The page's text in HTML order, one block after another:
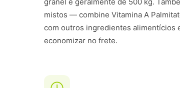
mistos — combine Vitamina A
com outros ingredientes alimentícios
economizar no frete.